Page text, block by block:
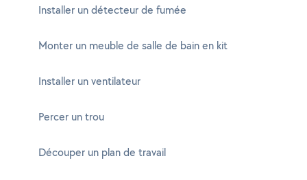
Installer un détecteur de fumée
Monter un meuble de salle de bain en kit
Installer un ventilateur
Percer un trou
Découper un plan de travail